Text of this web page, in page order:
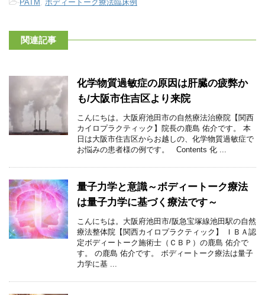
-PATM , ボディートーク療法臨床例
関連記事
化学物質過敏症の原因は肝臓の疲弊か
も/大阪市住吉区より来院
こんにちは。大阪府池田市の自然療法治療院【関西
カイロプラクティック】院長の鹿島 佑介です。 本
日は大阪市住吉区からお越しの、化学物質過敏症で
お悩みの患者様の例です。 Contents 化 ...
量子力学と意識～ボディートーク療法
は量子力学に基づく療法です～
こんにちは。大阪府池田市/阪急宝塚線池田駅の自然
療法整体院【関西カイロプラクティック】 ＩＢＡ認
定ボディートーク施術士（ＣＢＰ）の鹿島 佑介で
す。 の鹿島 佑介です。 ボディートーク療法は量子
力学に基 ...